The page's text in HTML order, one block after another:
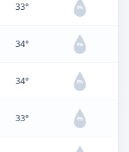
33° 0%
34° 0%
34° 0%
33° 0%